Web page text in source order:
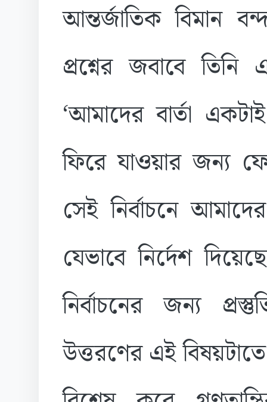
আন্তর্জাতিক বিমান
প্রশ্নের জবাবে
‘আমাদের বার্তা
ফিরে যাওয়ার জন্য
সেই নির্বাচনে
যেভাবে নির্দেশ
নির্বাচনের জন্য
উত্তরণের এই